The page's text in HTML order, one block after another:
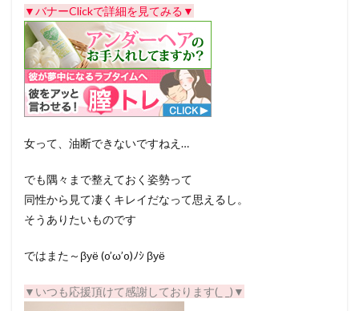
▼バナーClickで詳細を見てみる▼
女って、油断できないですねえ…
でも隅々まで整えておく姿勢って
同性から見て凄くキレイだなって思えるし。
そうありたいものです
ではまた～βуё (o’ω’o)ﾉｼ βуё
▼いつも応援頂けて感謝しております(_ _)▼